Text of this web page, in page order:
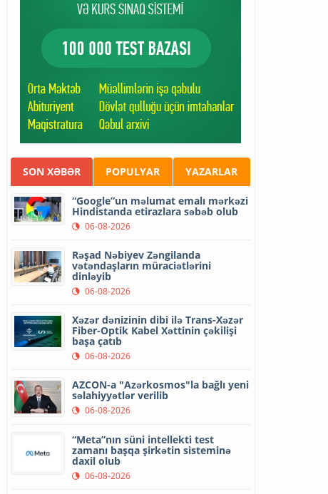
SON XƏBƏR POPULYAR YAZARLAR
“Google”un məlumat emalı mərkəzi
Hindistanda etirazlara səbəb olub
06-08-2026
Rəşad Nəbiyev Zəngilanda
vətəndaşların müraciətlərini
dinləyib
06-08-2026
Xəzər dənizinin dibi ilə Trans-Xəzər
Fiber-Optik Kabel Xəttinin çəkilişi
başa çatıb
06-08-2026
AZCON-a "Azərkosmos"la bağlı yeni
səlahiyyətlər verilib
06-08-2026
“Meta”nın süni intellekti test
zamanı başqa şirkətin sisteminə
daxil olub
06-08-2026